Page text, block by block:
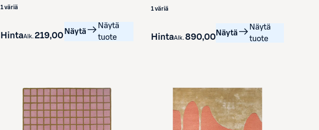
1 väriä
HintaAlk. 219,00 €Näytä
Näytä
tuote
1 väriä
HintaAlk.890,00 €Näytä
Näytä
tuote